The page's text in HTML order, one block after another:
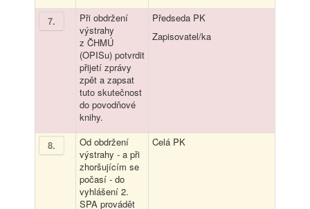
7.
Při obdržení
výstrahy
z ČHMÚ
(OPISu) potvrdit
přijetí zprávy
zpět a zapsat
tuto skutečnost
do povodňové
knihy.
Předseda PK
Zapisovatel/ka
8.
Od obdržení
výstrahy - a při
zhoršujícím se
počasí - do
vyhlášení 2.
SPA provádět
Celá PK